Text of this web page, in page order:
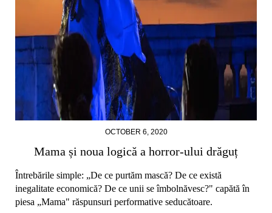
OCTOBER 6, 2020
Mama și noua logică a horror-ului drăguț
Întrebările simple: „De ce purtăm mască? De ce există
inegalitate economică? De ce unii se îmbolnăvesc?" capătă în
piesa „Mama" răspunsuri performative seducătoare.